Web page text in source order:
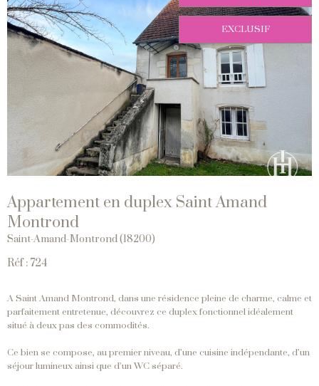
EXCLUSIF
Appartement en duplex Saint Amand
Montrond
Saint-Amand-Montrond (18200)
Réf : 724
A Saint Amand Montrond, dans une résidence pleine de charme, calme et
parfaitement entretenue, découvrez ce duplex fonctionnel idéalement
situé à deux pas des commodités.
Ce bien se compose, au premier niveau, d’une cuisine indépendante, d’un
séjour lumineux ainsi que d’un WC séparé.